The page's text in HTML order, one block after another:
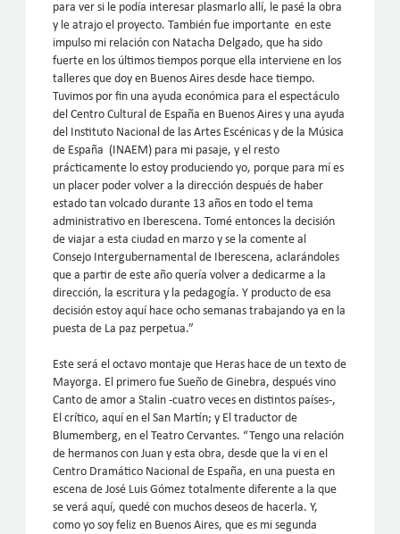
para ver si le podía interesar plasmarlo allí, le pasé la obra
y le atrajo el proyecto. También fue importante en este
impulso mi relación con Natacha Delgado, que ha sido
fuerte en los últimos tiempos porque ella interviene en los
talleres que doy en Buenos Aires desde hace tiempo.
Tuvimos por fin una ayuda económica para el espectáculo
del Centro Cultural de España en Buenos Aires y una ayuda
del Instituto Nacional de las Artes Escénicas y de la Música
de España (INAEM) para mi pasaje, y el resto
prácticamente lo estoy produciendo yo, porque para mí es
un placer poder volver a la dirección después de haber
estado tan volcado durante 13 años en todo el tema
administrativo en Iberescena. Tomé entonces la decisión
de viajar a esta ciudad en marzo y se la comente al
Consejo Intergubernamental de Iberescena, aclarándoles
que a partir de este año quería volver a dedicarme a la
dirección, la escritura y la pedagogía. Y producto de esa
decisión estoy aquí hace ocho semanas trabajando ya en la
puesta de La paz perpetua.”
Este será el octavo montaje que Heras hace de un texto de
Mayorga. El primero fue Sueño de Ginebra, después vino
Canto de amor a Stalin -cuatro veces en distintos países-,
El crítico, aquí en el San Martín; y El traductor de
Blumemberg, en el Teatro Cervantes. “Tengo una relación
de hermanos con Juan y esta obra, desde que la vi en el
Centro Dramático Nacional de España, en una puesta en
escena de José Luis Gómez totalmente diferente a la que
se verá aquí, quedé con muchos deseos de hacerla. Y,
como yo soy feliz en Buenos Aires, que es mi segunda